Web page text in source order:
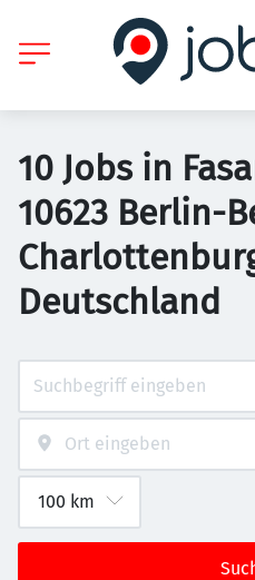
10 Jobs in
10623 Berlin-
Deutschland